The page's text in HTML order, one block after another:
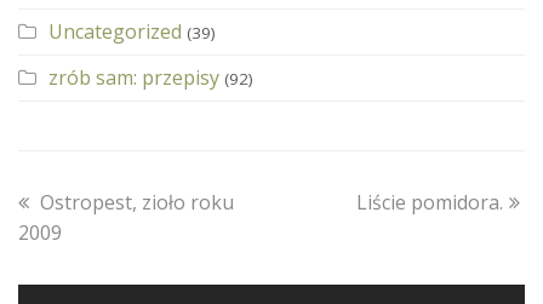
Uncategorized (39)
zrób sam: przepisy (92)
previous
post:
Ostropest, zioło roku
2009
next
Liście pomidora.